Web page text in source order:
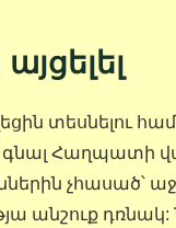
տեսնելու
Հաղպատի
չհասած՝ աջ
անշուք դռնակ: